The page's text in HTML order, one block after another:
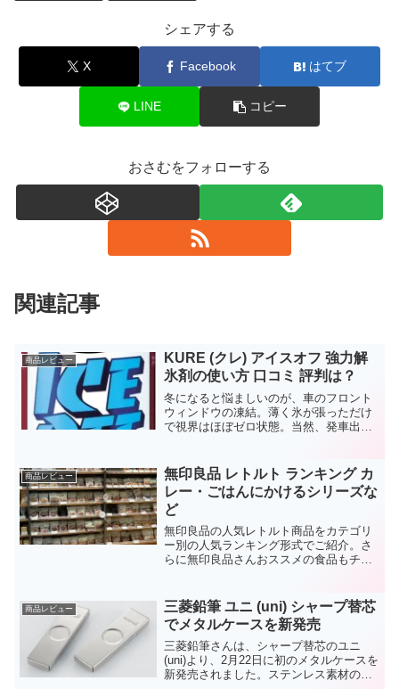
シェアする
X Facebook はてブ
LINE コピー
おさむをフォローする
関連記事
商品レビュー
KURE (クレ) アイスオフ 強力解
氷剤の使い方 口コミ 評判は？
冬になると悩ましいのが、車のフロント
ウィンドウの凍結。薄く氷が張っただけ
で視界はほぼゼロ状態。当然、発車出来
きたらワイパー作動して・・これ、朝、
車通勤されている方（私...
商品レビュー
無印良品 レトルト ランキング カ
レー・ごはんにかけるシリーズな
ど
無印良品の人気レトルト商品をカテゴリ
ー別の人気ランキング形式でご紹介。さ
らに無印良品さんおススメの食品もチェ
商品レビュー
三菱鉛筆 ユニ (uni) シャープ替芯
でメタルケースを新発売
三菱鉛筆さんは、シャープ替芯のユニ
(uni)より、2月22日に初のメタルケースを
新発売されました。ステンレス素材のメ